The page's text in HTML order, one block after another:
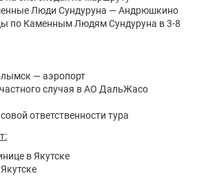
Люди Сундуруна — Андрюшкино
по Каменным Людям Сундуруна в 3-8
— аэропорт
случая в АО ДальЖасо
ответственности тура
в Якутске